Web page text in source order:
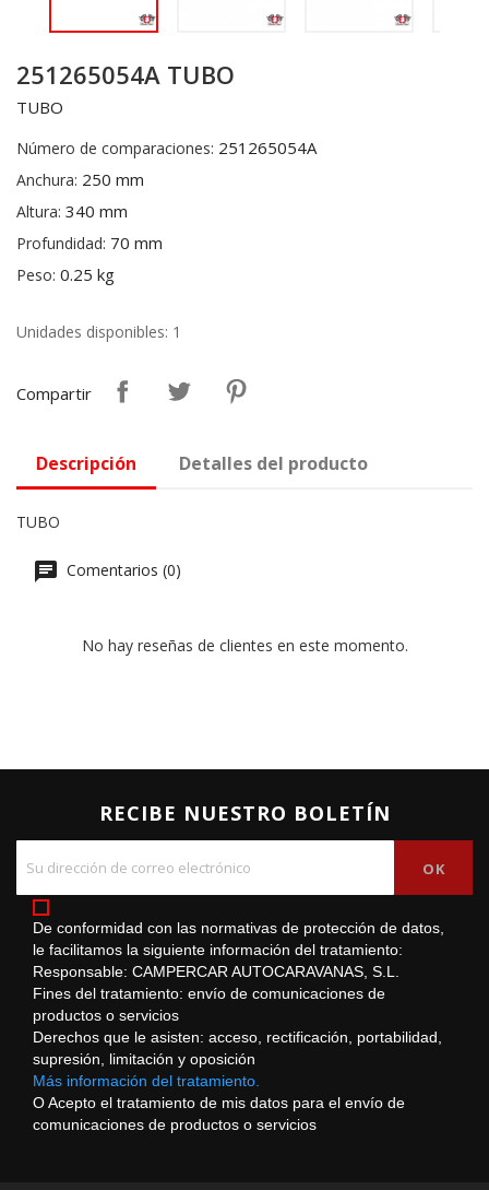
251265054A TUBO
TUBO
Número de comparaciones: 251265054A
Anchura: 250 mm
Altura: 340 mm
Profundidad: 70 mm
Peso: 0.25 kg
Unidades disponibles: 1
Compartir
Descripción Detalles del producto
TUBO
Comentarios (0)
No hay reseñas de clientes en este momento.
RECIBE NUESTRO BOLETÍN
De conformidad con las normativas de protección de datos,
le facilitamos la siguiente información del tratamiento:
Responsable: CAMPERCAR AUTOCARAVANAS, S.L.
Fines del tratamiento: envío de comunicaciones de
productos o servicios
Derechos que le asisten: acceso, rectificación, portabilidad,
supresión, limitación y oposición
Más información del tratamiento.
O Acepto el tratamiento de mis datos para el envío de
comunicaciones de productos o servicios